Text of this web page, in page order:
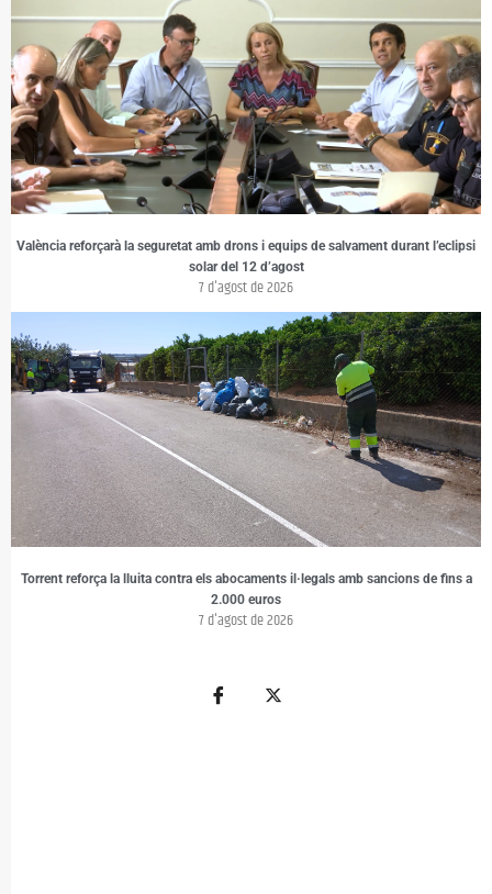
València reforçarà la seguretat amb drons i equips de salvament durant l’eclipsi
solar del 12 d’agost
7 d'agost de 2026
Torrent reforça la lluita contra els abocaments il·legals amb sancions de fins a
2.000 euros
7 d'agost de 2026